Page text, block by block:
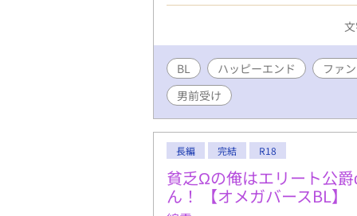
っさと国に戻るつもりだったの
心が揺らいでいき―― ★皆様の
した…！ 読んでくださった皆様
さんや発売日などは詳細が決ま
頑張っていきますので、どうか
BL ハッピーエンド
ファ
男前受け
長編 完結 R18
貧乏Ωの俺はエリート公
ん！ 【オメガバースBL】